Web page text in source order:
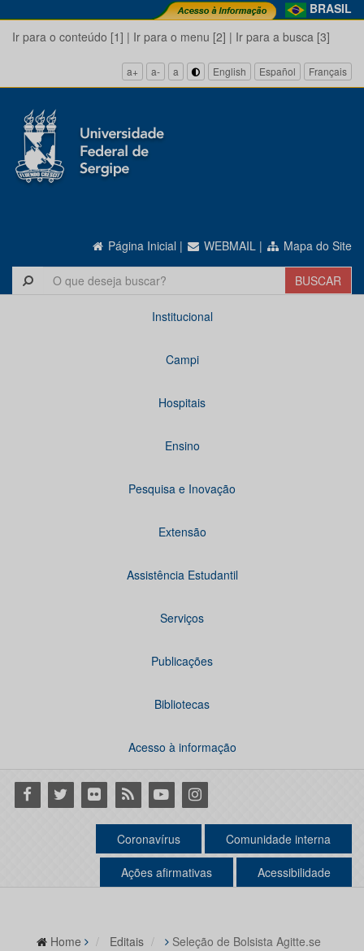
BRASIL
Ir para o conteúdo [1] | Ir para o menu [2] | Ir para a busca [3]
a+ a- a English Español Français
Página Inicial | WEBMAIL | Mapa do Site
Institucional
Campi
Hospitais
Ensino
Pesquisa e Inovação
Extensão
Assistência Estudantil
Serviços
Publicações
Bibliotecas
Acesso à informação
Facebook
Twitter Flickr RSS YoutubeInstagram
Coronavírus Comunidade interna
Ações afirmativas Acessibilidade
Home Editais Seleção de Bolsista Agitte.se